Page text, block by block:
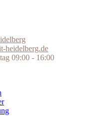
heidelberg.de
09:00 - 16:00